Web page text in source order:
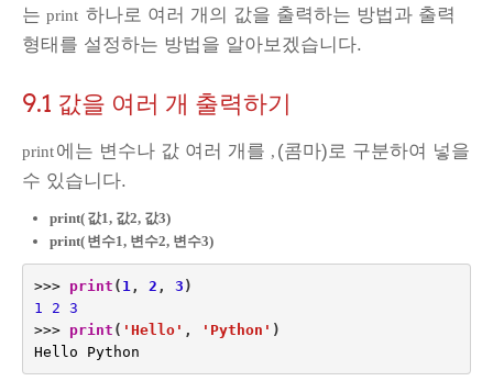
는 print 하나로 여러 개의 값을 출력하는 방법과 출력
형태를 설정하는 방법을 알아보겠습니다.
9.1 값을 여러 개 출력하기
print에는 변수나 값 여러 개를 , (콤마)로 구분하여 넣을
수 있습니다.
print( 값1, 값2, 값3)
print( 변수1, 변수2, 변수3)
>>> print ( 1 , 2 , 3 )
1
2 3
>>>
print ( 'Hello' , 'Python' )
Hello
Python